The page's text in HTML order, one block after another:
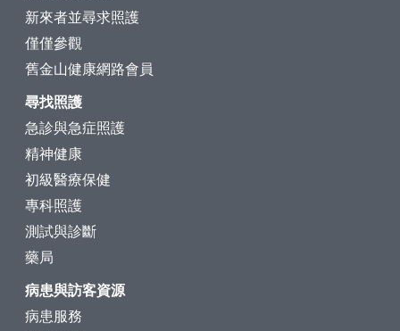
新來者並尋求照護
僅僅參觀
舊金山健康網路會員
尋找照護
急診與急症照護
精神健康
初級醫療保健
專科照護
測試與診斷
藥局
病患與訪客資源
病患服務